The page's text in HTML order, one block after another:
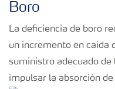
Boro
La deficiencia de boro
un incremento en caída
suministro adecuado
impulsar la absorción de